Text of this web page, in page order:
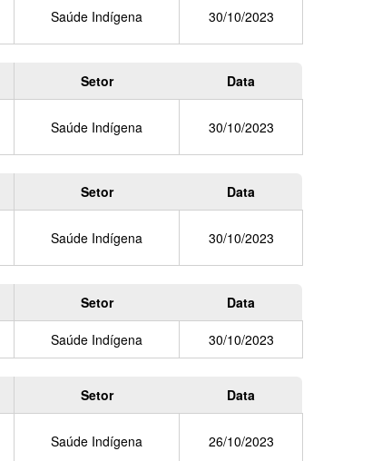
Saúde Indígena 30/10/2023
Setor Data
Saúde Indígena 30/10/2023
Setor Data
Saúde Indígena 30/10/2023
Setor Data
Saúde Indígena 30/10/2023
Setor Data
Saúde Indígena 26/10/2023